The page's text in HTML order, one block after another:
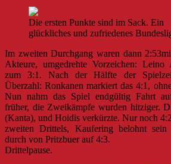
Die ersten Punkte sind im Sack. Ein
glückliches und zufriedenes
Im zweiten Durchgang waren dann
Akteure, umgedrehte Vorzeichen: Leino
zum 3:1. Nach der Hälfte der
Überzahl: Ronkanen markiert das 4:1,
Nun nahm das Spiel endgültig Fahrt
früher, die Zweikämpfe wurden hitziger.
(Kanta), und Hoidis verkürzte. Nur noch
zweiten Drittels, Kaufering belohnt sein
durch von Pritzbuer auf 4:3.
Drittelpause.